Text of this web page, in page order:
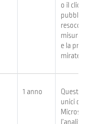
o il clic
resoconti
misurare
e la
mirate
1 anno
Questo
unici